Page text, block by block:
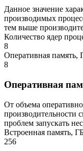
Данное значение
производимых
тем выше
Количество ядер
8
Оперативная память,
8
Оперативная
От объема
производительности
проблем запускать
Встроенная память,
256